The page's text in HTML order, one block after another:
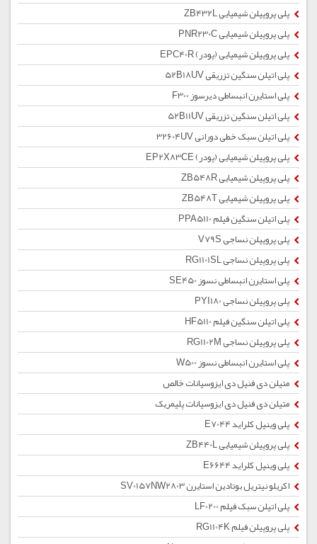
پلی پروپیلن شیمیایی ZB432L
پلی پروپیلن شیمیایی PNR230C
پلی پروپیلن شیمیایی (پودر) EPC40R
پلی اتیلن سنگین تزریقی 52B18UV
پلی استایرن انبساطی دیرسوز F300
پلی اتیلن سنگین تزریقی 52B11UV
پلی اتیلن سبک خطی دورانی 32604UV
پلی پروپیلن شیمیایی (پودر) EP2X83CE
پلی پروپیلن شیمیایی ZB548R
پلی پروپیلن شیمیایی ZB548T
پلی اتیلن سنگین فیلم PPA5110
پلی پروپیلن نساجی V79S
پلی پروپیلن نساجی RG1101SL
پلی استایرن انبساطی نسوز SE450
پلی پروپیلن نساجی PYI180
پلی اتیلن سنگین فیلم HF5110
پلی پروپیلن نساجی RG1102M
پلی استایرن انبساطی نسوز W500
متیلن دی فنیل دی ایزوسیانات خالص
متیلن دی فنیل دی ایزوسیانات پلیمریک
پلی وینیل کلراید E7044
پلی پروپیلن شیمیایی ZB440L
پلی وینیل کلراید E6644
اکریلو نیتریل بوتادین استایرن SV0157NW2803
پلی اتیلن سبک فیلم LF0200
پلی پروپیلن فیلم RG1104K